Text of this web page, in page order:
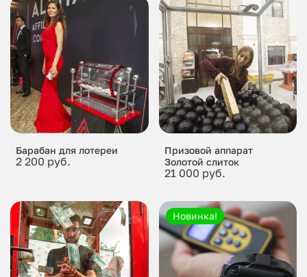
Барабан для лотереи
2 200 руб.
Призовой аппарат
Золотой слиток
21 000 руб.
Новинка!